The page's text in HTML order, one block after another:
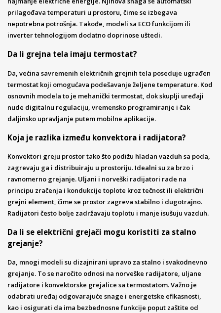
prilagođava temperaturi u prostoru, čime se izbegava
nepotrebna potrošnja. Takođe, modeli sa ECO funkcijom ili
inverter tehnologijom dodatno doprinose uštedi.
Da li grejna tela imaju termostat?
Da, većina savremenih električnih grejnih tela poseduje ugrađen
termostat koji omogućava podešavanje željene temperature. Kod
osnovnih modela to je mehanički termostat, dok skuplji uređaji
nude digitalnu regulaciju, vremensko programiranje i čak
daljinsko upravljanje putem mobilne aplikacije.
Koja je razlika između konvektora i radijatora?
Konvektori greju prostor tako što podižu hladan vazduh sa poda,
zagrevaju ga i distribuiraju u prostoriju. Idealni su za brzo i
ravnomerno grejanje. Uljani i norveški radijatori rade na
principu zračenja i kondukcije toplote kroz tečnost ili električni
grejni element, čime se prostor zagreva stabilno i dugotrajno.
Radijatori često bolje zadržavaju toplotu i manje isušuju vazduh.
Da li se električni grejači mogu koristiti za stalno
grejanje?
Da, mnogi modeli su dizajnirani upravo za stalno i svakodnevno
grejanje. To se naročito odnosi na norveške radijatore, uljane
radijatore i konvektorske grejalice sa termostatom. Važno je
odabrati uređaj odgovarajuće snage i energetske efikasnosti,
kao i osigurati da ima bezbednosne funkcije poput zaštite od